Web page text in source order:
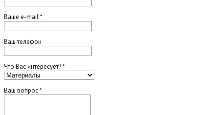
Ваше e-mail*
Ваш телефон
Что Вас интересует?*
Ваш вопрос*